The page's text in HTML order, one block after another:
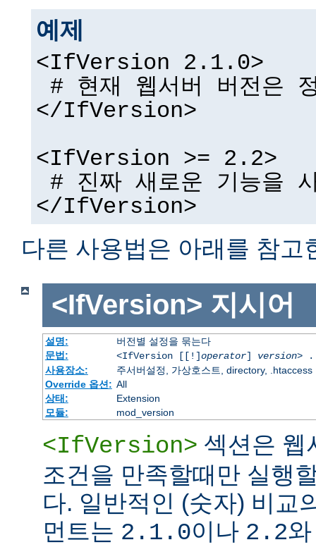
예제
<IfVersion 2.1.0>
# 현재 웹서버 버전은
</IfVersion>
<IfVersion >= 2.2>
# 진짜 새로운 기능을
</IfVersion>
다른 사용법은 아래를 참고
<IfVersion> 지시어
설명:
버전별 설정을 묶는다
문법:
<IfVersion [[!]operator] version>
사용장소:
주서버설정, 가상호스트, directory, .htaccess
Override 옵션: All
상태:
Extension
모듈:
mod_version
<IfVersion> 섹션은 웹
조건을 만족할때만 실행
다. 일반적인 (숫자) 비교
먼트는 2.1.0이나 2.2